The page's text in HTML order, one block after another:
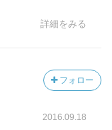
詳細をみる
フォロー
2016.09.18